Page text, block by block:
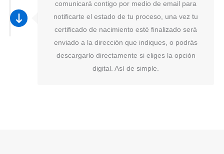
comunicará contigo por medio de email para
notificarte el estado de tu proceso, una vez tu
certificado de nacimiento esté finalizado será
enviado a la dirección que indiques, o podrás
descargarlo directamente si eliges la opción
digital. Así de simple.